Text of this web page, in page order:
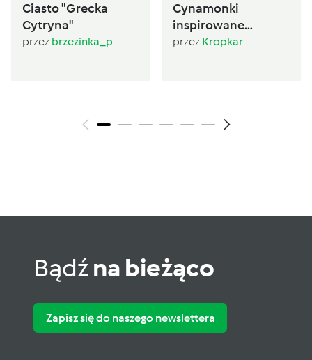
Ciasto "Grecka
Cytryna"
przez brzezinka_p
Cynamonki
inspirowane
Sugarlady
przez Kropkar
Bądźna bieżąco
Zapisz się do naszego newslettera